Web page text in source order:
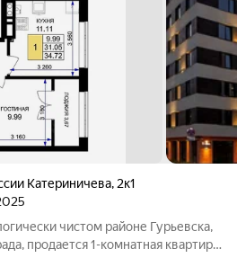
Катериничева, 2к1
чистом районе Гурьевска,
продается 1-комнатная квартира